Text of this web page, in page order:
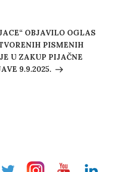
OBJAVILO OGLAS
PISMENIH
U ZAKUP PIJAČNE
9.9.2025.
TwitterInstragramYoutubeLinkedin